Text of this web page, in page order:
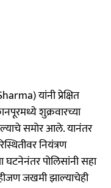
यांनी प्रेक्षित
शुक्रवारच्या
समोर आले. यानंतर
नियंत्रण
पोलिसांनी सहा
जखमी झाल्याचेही